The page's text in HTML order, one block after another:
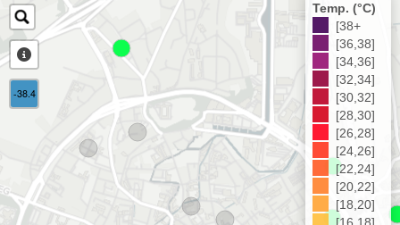
-38.4
Temp. (°C)
[38+
[36,38]
[34,36]
[32,34]
[30,32]
[28,30]
[26,28]
[24,26]
[22,24]
[20,22]
[18,20]